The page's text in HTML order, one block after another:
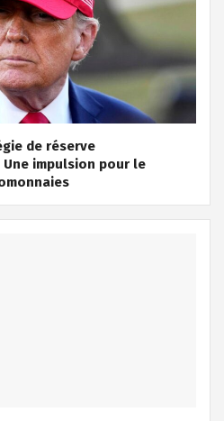
de réserve
impulsion pour le